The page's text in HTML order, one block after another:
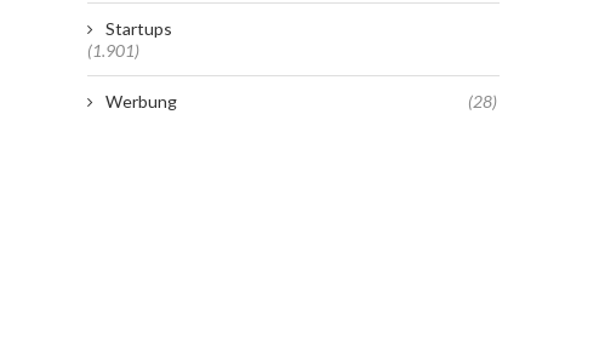
Startups
(1.901)
Werbung (28)